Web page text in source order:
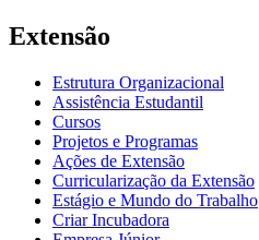
Extensão
Estrutura Organizacional
Assistência Estudantil
Cursos
Projetos e Programas
Ações de Extensão
Curricularização da Extensão
Estágio e Mundo do Trabalho
Criar Incubadora